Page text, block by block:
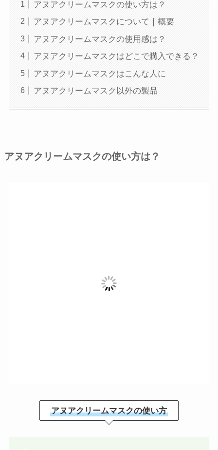
アヌアクリームマスクの使い方は？
アヌアクリームマスクについて｜概要
アヌアクリームマスクの使用感は？
アヌアクリームマスクはどこで購入できる？
アヌアクリームマスクはこんな人に
アヌアクリームマスク以外の製品
アヌアクリームマスクの使い方は？
アヌアクリームマスクの使い方